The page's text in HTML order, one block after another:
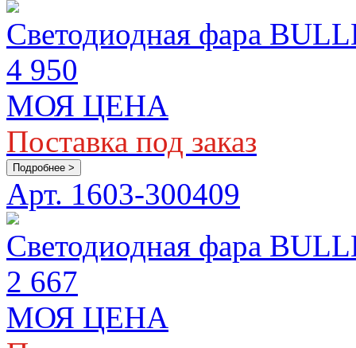
Светодиодная фара
4 950
МОЯ ЦЕНА
Поставка под заказ
Подробнее >
Арт. 1603-300409
Светодиодная фара
2 667
МОЯ ЦЕНА